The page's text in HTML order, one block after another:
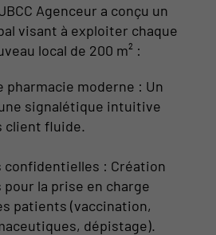
Agenceur a conçu un
visant à exploiter chaque
local de 200 m² :
pharmacie moderne : Un
signalétique intuitive
client fluide.
confidentielles : Création
pour la prise en charge
patients (vaccination,
dépistage).